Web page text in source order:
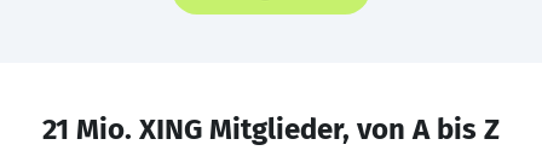
21 Mio. XING Mitglieder, von A bis Z